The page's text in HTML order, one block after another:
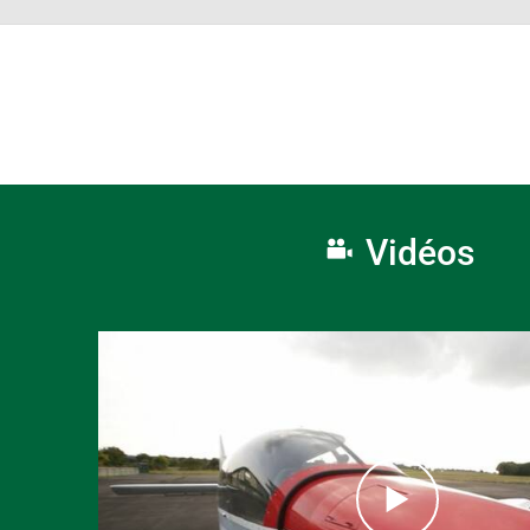
Vidéos